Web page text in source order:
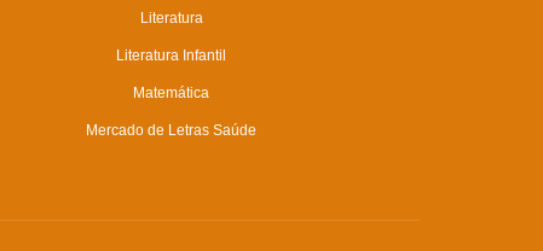
Literatura
Literatura Infantil
Matemática
Mercado de Letras Saúde